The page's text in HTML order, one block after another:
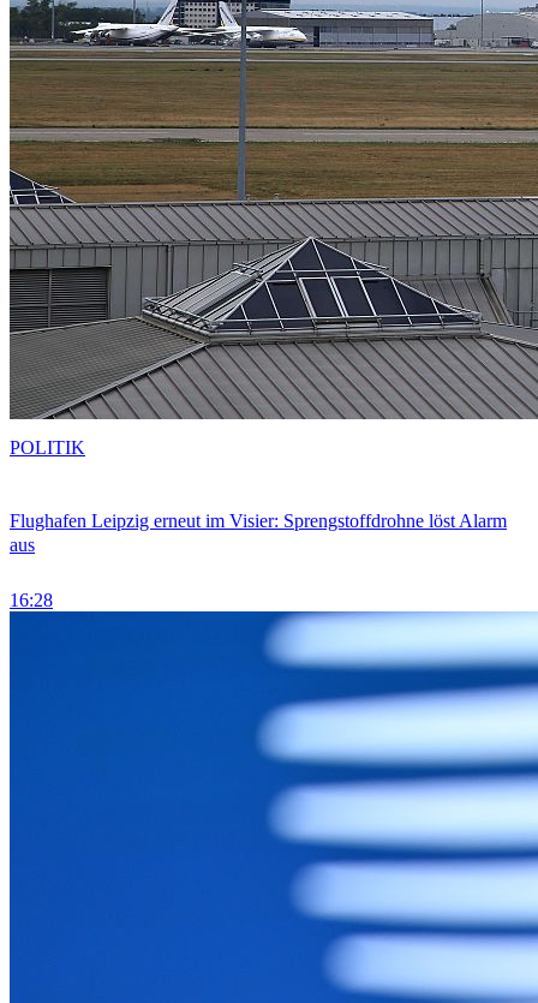
Flughafen Leipzig erneut im Visier: Sprengstoffdrohne löst Alarm
aus
16:28
POLITIK